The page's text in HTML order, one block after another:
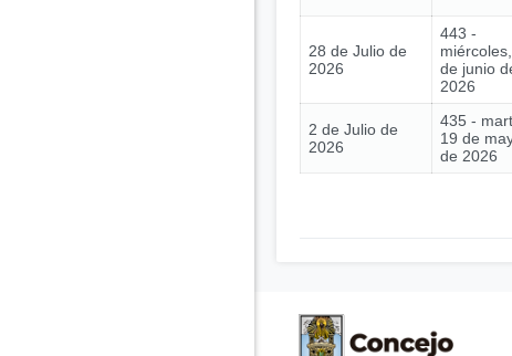
28 de Julio de
2026
443 -
de junio
2026
2 de Julio de
2026
435 -
19 de
de 2026